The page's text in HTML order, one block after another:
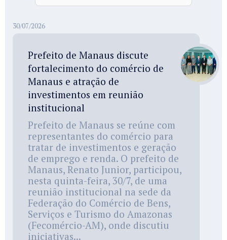
30/07/2026
Prefeito de Manaus discute
fortalecimento do comércio de
Manaus e atração de
investimentos em reunião
institucional
Prefeito de Manaus se reúne com
representantes do comércio para
tratar de investimentos e geração
de emprego e renda. O prefeito de
Manaus, Renato Junior, participou,
nesta quinta-feira, 30/7, de uma
reunião institucional na sede da
Federação do Comércio de Bens,
Serviços e Turismo do Amazonas
(Fecomércio-AM), onde discutiu
iniciativas...